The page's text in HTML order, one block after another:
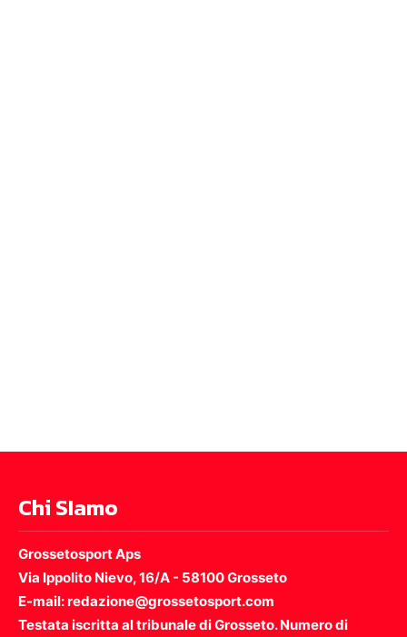
Chi SIamo
Grossetosport Aps
Via Ippolito Nievo, 16/A - 58100 Grosseto
E-mail: redazione@grossetosport.com
Testata iscritta al tribunale di Grosseto. Numero di